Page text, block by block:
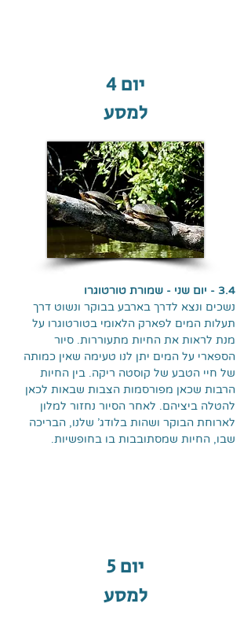
יום 4
למסע
3.4 - יום שני - שמורת טורטוגרו
נשכים ונצא לדרך בארבע בבוקר ונשוט דרך
תעלות המים לפארק הלאומי בטורטוגרו על
מנת לראות את החיות מתעוררות. סיור
הספארי על המים יתן לנו טעימה שאין כמותה
של חיי הטבע של קוסטה ריקה. בין החיות
הרבות שכאן מפורסמות הצבות שבאות לכאן
להטלה ביציהם. לאחר הסיור נחזור למלון
לארוחת הבוקר ושהות בלודג' שלנו, הבריכה
שבו, החיות שמסתובבות בו בחופשיות.
יום 5
למסע